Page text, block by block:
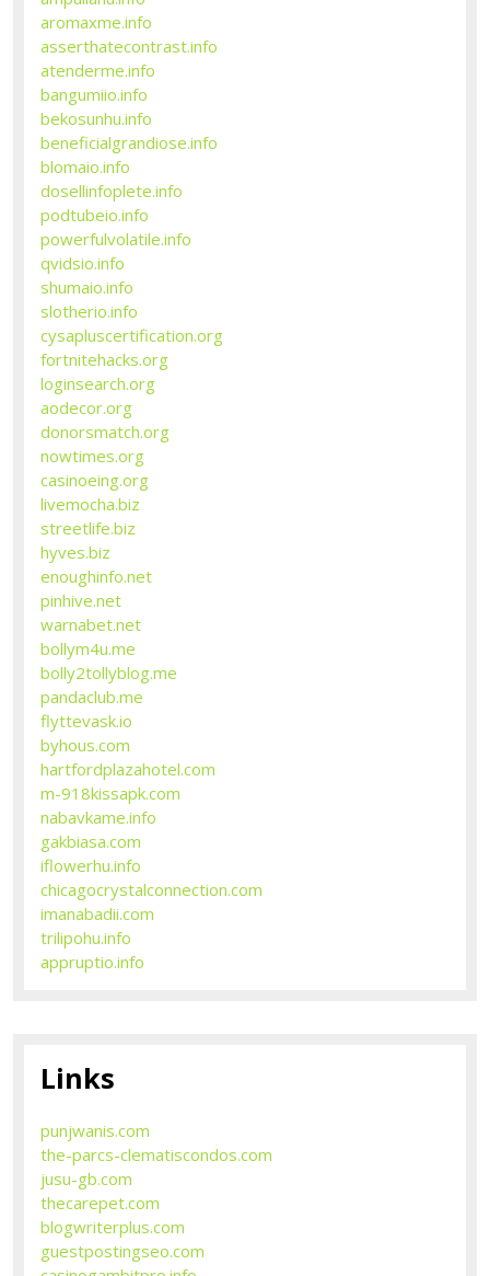
aromaxme.info
asserthatecontrast.info
atenderme.info
bangumiio.info
bekosunhu.info
beneficialgrandiose.info
blomaio.info
dosellinfoplete.info
podtubeio.info
powerfulvolatile.info
qvidsio.info
shumaio.info
slotherio.info
cysapluscertification.org
fortnitehacks.org
loginsearch.org
aodecor.org
donorsmatch.org
nowtimes.org
casinoeing.org
livemocha.biz
streetlife.biz
hyves.biz
enoughinfo.net
pinhive.net
warnabet.net
bollym4u.me
bolly2tollyblog.me
pandaclub.me
flyttevask.io
byhous.com
hartfordplazahotel.com
m-918kissapk.com
nabavkame.info
gakbiasa.com
iflowerhu.info
chicagocrystalconnection.com
imanabadii.com
trilipohu.info
appruptio.info
Links
punjwanis.com
the-parcs-clematiscondos.com
jusu-gb.com
thecarepet.com
blogwriterplus.com
guestpostingseo.com